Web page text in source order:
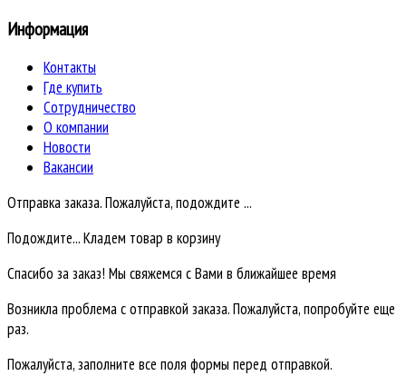
Информация
Контакты
Где купить
Сотрудничество
О компании
Новости
Вакансии
Отправка заказа. Пожалуйста, подождите ...
Подождите... Кладем товар в корзину
Спасибо за заказ! Мы свяжемся с Вами в ближайшее время
Возникла проблема с отправкой заказа. Пожалуйста, попробуйте еще
раз.
Пожалуйста, заполните все поля формы перед отправкой.